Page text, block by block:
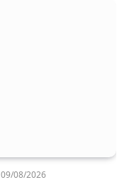
09/08/2026